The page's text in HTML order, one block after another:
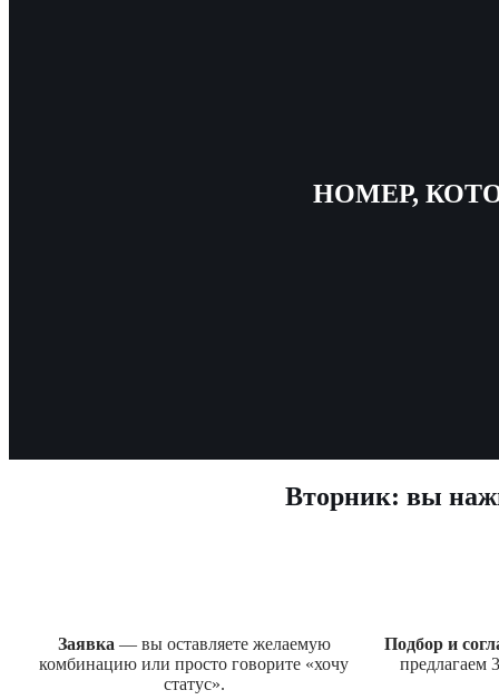
НОМЕР,
Вторник: вы
Заявка — вы оставляете желаемую
комбинацию или просто говорите «хочу
статус».
Подбор и
предлагаем